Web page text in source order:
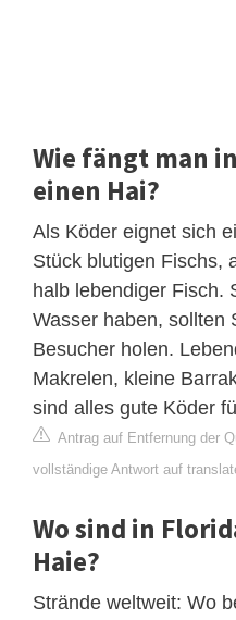
Wie fängt man
einen Hai?
Als Köder eignet sich
Stück blutigen Fischs,
halb lebendiger Fisch.
Wasser haben, sollten
Besucher holen.
Makrelen, kleine
sind alles gute Köder
Antrag auf Entfernung der
vollständige Antwort auf
Wo sind in
Haie?
Strände weltweit: Wo